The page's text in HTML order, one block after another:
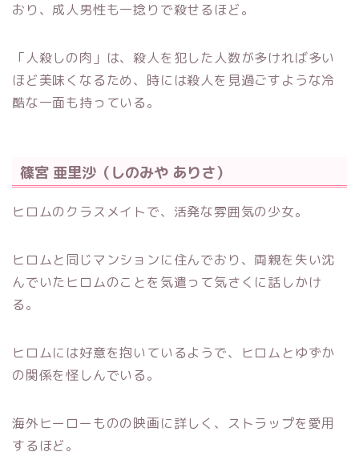
おり、成人男性も一捻りで殺せるほど。
「人殺しの肉」は、殺人を犯した人数が多ければ多い
ほど美味くなるため、時には殺人を見過ごすような冷
酷な一面も持っている。
篠宮 亜里沙（しのみや ありさ）
ヒロムのクラスメイトで、活発な雰囲気の少女。
ヒロムと同じマンションに住んでおり、両親を失い沈
んでいたヒロムのことを気遣って気さくに話しかけ
る。
ヒロムには好意を抱いているようで、ヒロムとゆずか
の関係を怪しんでいる。
海外ヒーローものの映画に詳しく、ストラップを愛用
するほど。